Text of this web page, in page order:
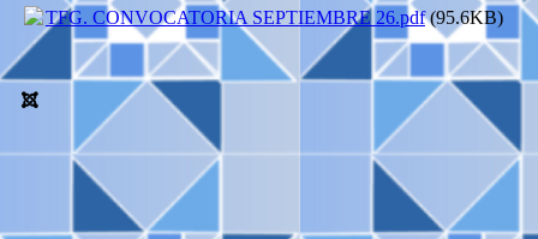
TFG. CONVOCATORIA SEPTIEMBRE 26.pdf(95.6KB)